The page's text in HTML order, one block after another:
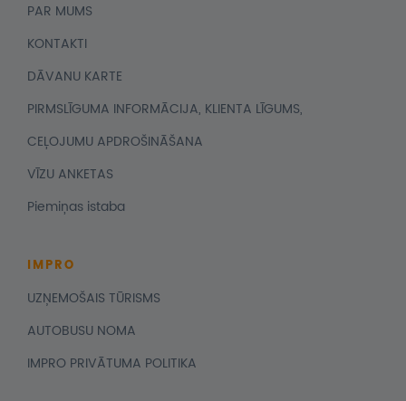
PAR MUMS
KONTAKTI
DĀVANU KARTE
PIRMSLĪGUMA INFORMĀCIJA, KLIENTA LĪGUMS,
CEĻOJUMU APDROŠINĀŠANA
VĪZU ANKETAS
Piemiņas istaba
IMPRO
UZŅEMOŠAIS TŪRISMS
AUTOBUSU NOMA
IMPRO PRIVĀTUMA POLITIKA